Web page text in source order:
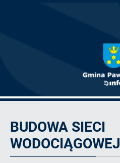
BUDOWA SIECI
WODOCIĄGOWEJ